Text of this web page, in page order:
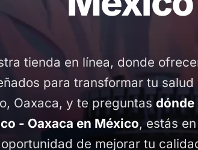
tienda en línea, donde
para transformar tu salud
Oaxaca, y te preguntas dónde
- Oaxaca en México, estás
de mejorar tu